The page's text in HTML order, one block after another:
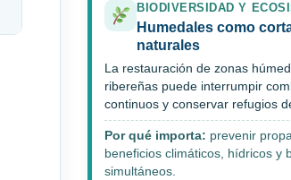
BIODIVERSIDAD Y
Humedales como
naturales
La restauración de zonas
ribereñas puede interrumpir
continuos y conservar refugios
Por qué importa: prevenir
beneficios climáticos, hídricos y
simultáneos.